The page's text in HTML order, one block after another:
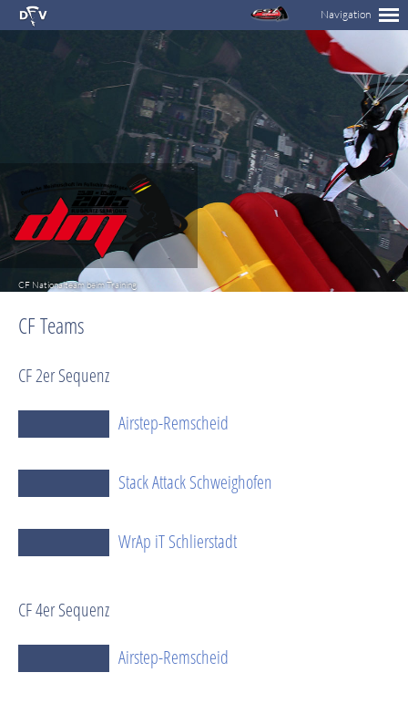
CF Nationalteam beim Training
CF Teams
CF 2er Sequenz
Airstep-Remscheid
Stack Attack Schweighofen
WrAp iT Schlierstadt
CF 4er Sequenz
Airstep-Remscheid